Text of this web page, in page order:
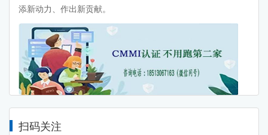
添新动力、作出新贡献。
扫码关注